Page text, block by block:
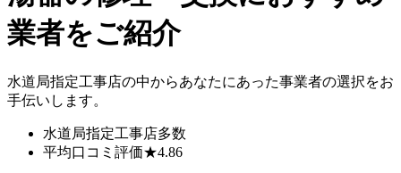
業者をご紹介
水道局指定工事店の中からあなたにあった事業者の選択をお
手伝いします。
水道局指定工事店多数
平均口コミ評価★4.86